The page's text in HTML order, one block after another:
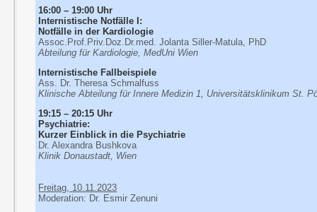
16:00 – 19:00 Uhr
Internistische Notfälle I:
Notfälle in der Kardiologie
Assoc.Prof.Priv.Doz.Dr.med. Jolanta Siller-Matula, PhD
Abteilung für Kardiologie, MedUni Wien
Internistische Fallbeispiele
Ass. Dr. Theresa Schmalfuss
Klinische Abteilung für Innere Medizin 1, Universitätsklinikum St.
19:15 – 20:15 Uhr
Psychiatrie:
Kurzer Einblick in die Psychiatrie
Dr. Alexandra Bushkova
Klinik Donaustadt, Wien
Freitag, 10.11.2023
Moderation: Dr. Esmir Zenuni